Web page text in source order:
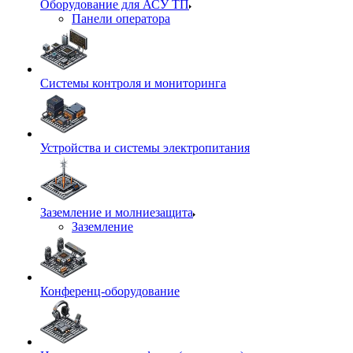
Оборудование для АСУ ТП
Панели оператора
Системы контроля и мониторинга
Устройства и системы электропитания
Заземление и молниезащита
Заземление
Конференц-оборудование